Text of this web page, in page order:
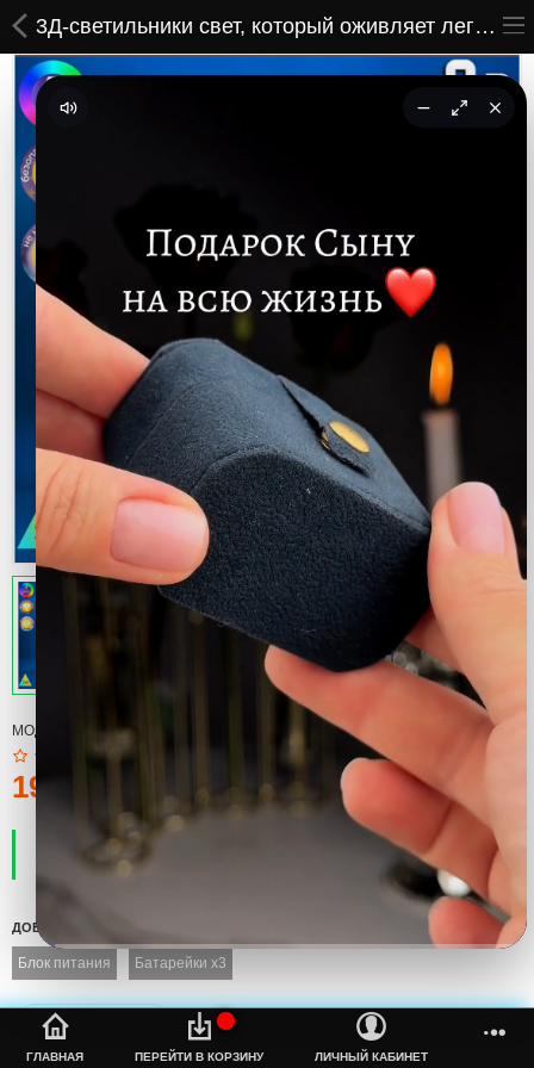
ВСЕ ТОВАРЫ
Бейсболки
Гравировка
CoolPass
ГЛАВНАЯ
%s
ПЕРЕЙТИ В КОРЗИНУ ЛИЧНЫЙ КАБИНЕТ
3Д-светильники свет, который оживляет легенду Genshin Impact
МОДЕЛЬ: GAME OVER
190тмт.
ПРОИЗВОДИТЕЛЬ:
НАЛИЧИЕ:
ЕСТЬ В НАЛИЧИИ
ДОБАВИТЬ
Блок питания Батарейки x3